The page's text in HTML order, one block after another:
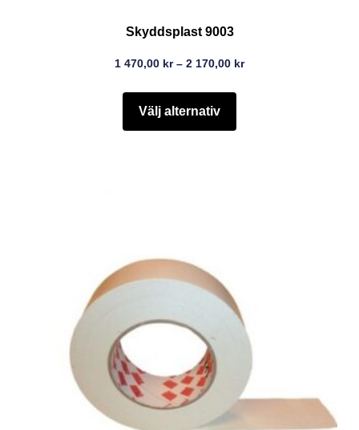
Skyddsplast 9003
1 470,00 kr – 2 170,00 kr
Välj alternativ